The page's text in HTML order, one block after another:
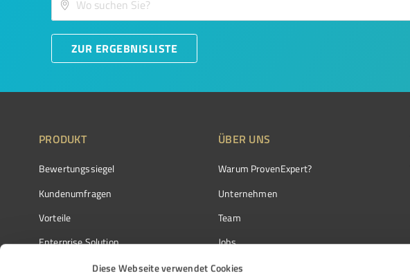
Diese Webseite verwendet Cookies
ZUR ERGEBNISLISTE
PRODUKT
Bewertungssiegel
Kundenumfragen
Vorteile
Enterprise Solution
Partnerprogramm
ÜBER UNS
Warum ProvenExpert?
Unternehmen
Team
Jobs
Kundenstimmen